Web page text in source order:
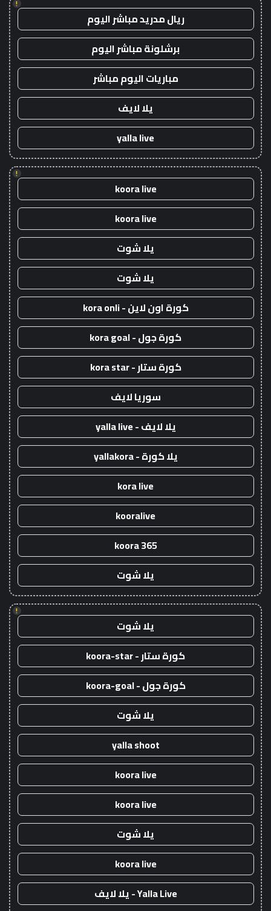
!
ريال مدريد مباشر اليوم
برشلونة مباشر اليوم
مباريات اليوم مباشر
يلا لايف
yalla live
!
koora live
koora live
يلا شوت
يلا شوت
كورة اون لاين - kora onli
كورة جول - kora goal
كورة ستار - kora star
سوريا لايف
يلا لايف - yalla live
يلا كورة - yallakora
kora live
kooralive
koora 365
يلا شوت
!
يلا شوت
كورة ستار - koora-star
كورة جول - koora-goal
يلا شوت
yalla shoot
koora live
koora live
يلا شوت
koora live
Yalla Live - يلا لايف